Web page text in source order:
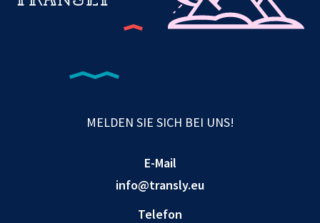
MELDEN SIE SICH BEI UNS!
E-Mail
info@transly.eu
Telefon